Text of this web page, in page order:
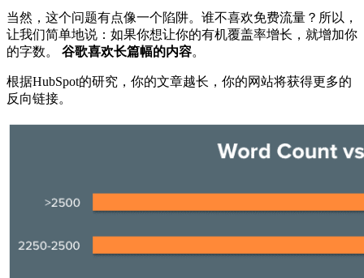
当然，这个问题有点像一个陷阱。谁不喜欢免费流量？所以，
让我们简单地说：如果你想让你的有机覆盖率增长，就增加你
的字数。 谷歌喜欢长篇幅的内容。
根据HubSpot的研究，你的文章越长，你的网站将获得更多的
反向链接。